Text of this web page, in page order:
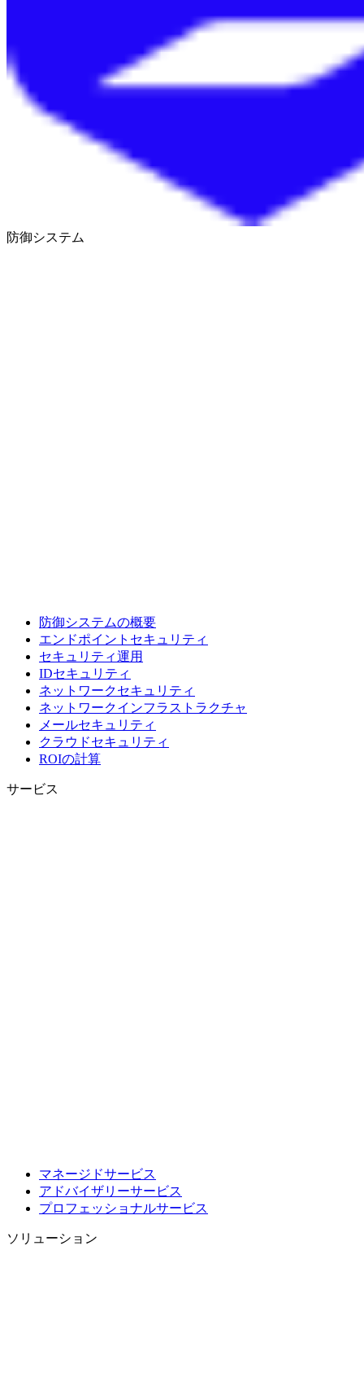
防御システム
防御システムの概要
エンドポイントセキュリティ
セキュリティ運用
IDセキュリティ
ネットワークセキュリティ
ネットワークインフラストラクチャ
メールセキュリティ
クラウドセキュリティ
ROIの計算
サービス
マネージドサービス
アドバイザリーサービス
プロフェッショナルサービス
ソリューション